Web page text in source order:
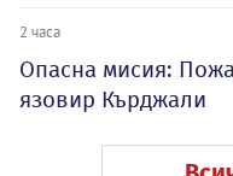
2 часа
Опасна мисия:
язовир Кърджали